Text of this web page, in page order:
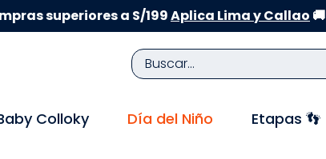
superiores a S/199Aplica Lima y Callao 🚚
Buscar...
Colloky Día del Niño Etapas 👣
MÁS BUSCADOS